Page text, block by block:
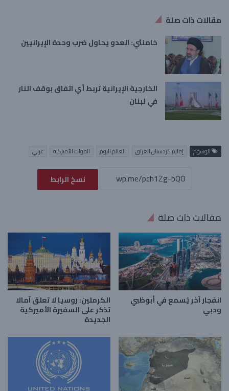
مقالات ذات صلة
خامنئي: العدو يحاول ضرب وحدة الإيرانيين
الخارجية الإيرانية تربط أي اتفاق بوقف النار
في لبنان
الوسوم إقليم كردستان العراق العالم اليوم القوات الأميركية عربي
نسخ الرابط
مقالات ذات صلة
انفجار آخر يُسمع في أبوظبي
ودبي
الكرملين: روسيا لا تعلق آمالا
تذكر على السفيرة الأميركية
الجديدة